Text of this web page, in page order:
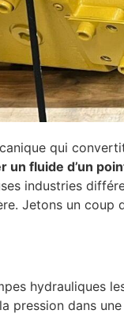
qui
un fluide d’un
industries
Jetons un coup
hydrauliques
pression dans